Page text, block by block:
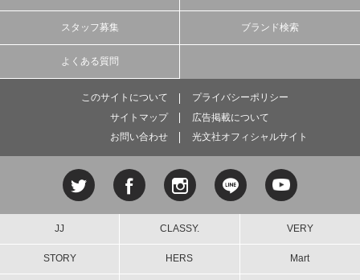
スタッフ募集 ブランド検索
よくある質問
このサイトについて
プライバシーポリシー
サイトマップ
広告掲載について
お問い合わせ
光文社オフィシャルサイト
JJ CLASSY. VERY
STORY HERS Mart